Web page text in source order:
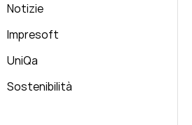
Notizie
Impresoft
UniQa
Sostenibilità